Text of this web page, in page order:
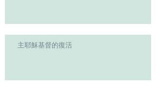
主耶穌基督的復活